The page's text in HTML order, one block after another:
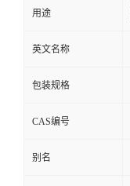
用途
英文名称
包装规格
CAS编号
别名